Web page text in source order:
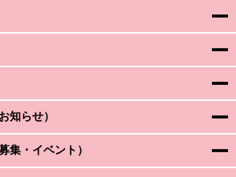
知らせ）
集・イベント）